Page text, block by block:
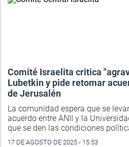
Comité Israelita critica
Lubetkin y pide retomar
de Jerusalén
La comunidad espera que se
acuerdo entre ANII y la
que se den las condiciones
17 DE AGOSTO DE 2025 - 15:53